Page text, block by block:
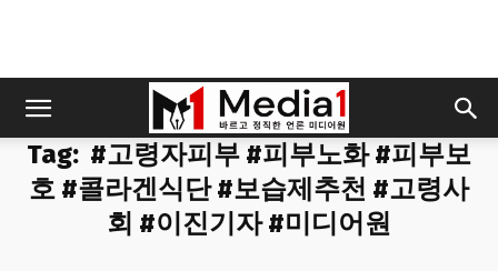
Tag: #고령자피부 #피부노화 #피부보
호 #콜라겐식단 #보습제추천 #고령사
회 #이진기자 #미디어원